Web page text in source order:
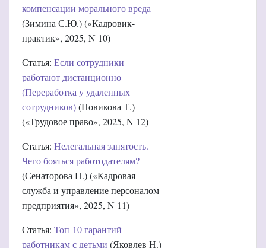
компенсации морального вреда
(Зимина С.Ю.) («Кадровик-
практик», 2025, N 10)
Статья: Если сотрудники
работают дистанционно
(Переработка у удаленных
сотрудников)(Новикова Т.)
(«Трудовое право», 2025, N 12)
Статья: Нелегальная занятость.
Чего бояться работодателям?
(Сенаторова Н.) («Кадровая
служба и управление персоналом
предприятия», 2025, N 11)
Статья: Топ-10 гарантий
работникам с детьми (Яковлев Н.)